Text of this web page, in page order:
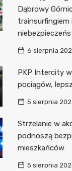
Dąbrowy
trainsurfingiem
6 sierpnia
PKP Intercity
pociągów,
5 sierpnia
Strzelanie w
podnoszą
mieszkańców
5 sierpnia